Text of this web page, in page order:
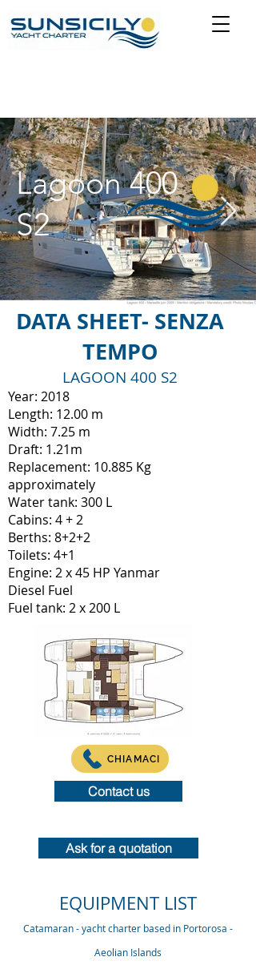
Lagoon 400
S2
DATA SHEET- SENZA
TEMPO
LAGOON 400 S2
Year: 2018
Length: 12.00 m
Width: 7.25 m
Draft: 1.21m
Replacement: 10.885 Kg
approximately
Water tank: 300 L
Cabins: 4 + 2
Berths: 8+2+2
Toilets: 4+1
Engine: 2 x 45 HP Yanmar
Diesel Fuel
Fuel tank: 2 x 200 L
CHIAMACI
Contact us
Ask for a quotation
EQUIPMENT LIST
Catamaran - yacht charter based in Portorosa -
Aeolian Islands